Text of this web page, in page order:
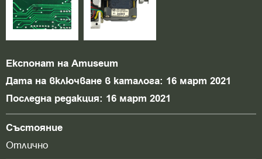
Експонат на Amuseum
Дата на включване в каталога: 16 март 2021
Последна редакция: 16 март 2021
Състояние
Отлично